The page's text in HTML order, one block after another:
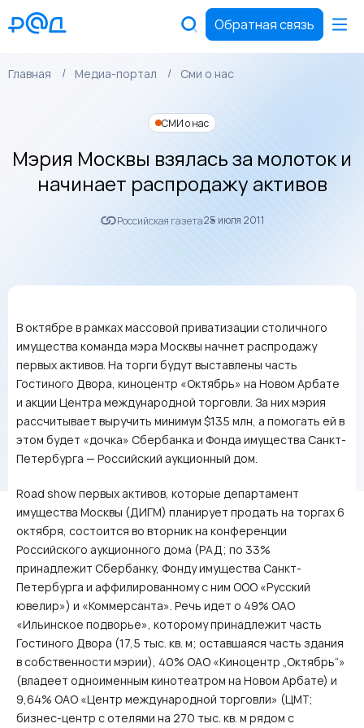
Обратная связь
Главная Медиа-портал Сми о нас
СМИ о нас
Мэрия Москвы взялась за молоток и
начинает распродажу активов
Российская газета25 июля 2011
В октябре в рамках массовой приватизации столичного
имущества команда мэра Москвы начнет распродажу
первых активов. На торги будут выставлены часть
Гостиного Двора, киноцентр «Октябрь» на Новом Арбате
и акции Центра международной торговли. За них мэрия
рассчитывает выручить минимум $135 млн, а помогать ей в
этом будет «дочка» Сбербанка и Фонда имущества Санкт-
Петербурга — Российский аукционный дом.
Road show первых активов, которые департамент
имущества Москвы (ДИГМ) планирует продать на торгах 6
октября, состоится во вторник на конференции
Российского аукционного дома (РАД; по 33%
принадлежит Сбербанку, Фонду имущества Санкт-
Петербурга и аффилированному с ним ООО «Русский
ювелир») и «Коммерсанта». Речь идет о 49% ОАО
«Ильинское подворье», которому принадлежит часть
Гостиного Двора (17,5 тыс. кв. м; оставшаяся часть здания
в собственности мэрии), 40% ОАО «Киноцентр „Октябрь“»
(владеет одноименным кинотеатром на Новом Арбате) и
9,64% ОАО «Центр международной торговли» (ЦМТ;
бизнес-центр с отелями на 270 тыс. кв. м рядом с